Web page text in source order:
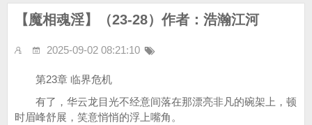
【魔相魂淫】（23-28）作者：浩瀚江河
2025-09-02 08:21:10
第23章 临界危机
有了，华云龙目光不经意间落在那漂亮非凡的碗架上，顿
时眉峰舒展，笑意悄悄的浮上嘴角。